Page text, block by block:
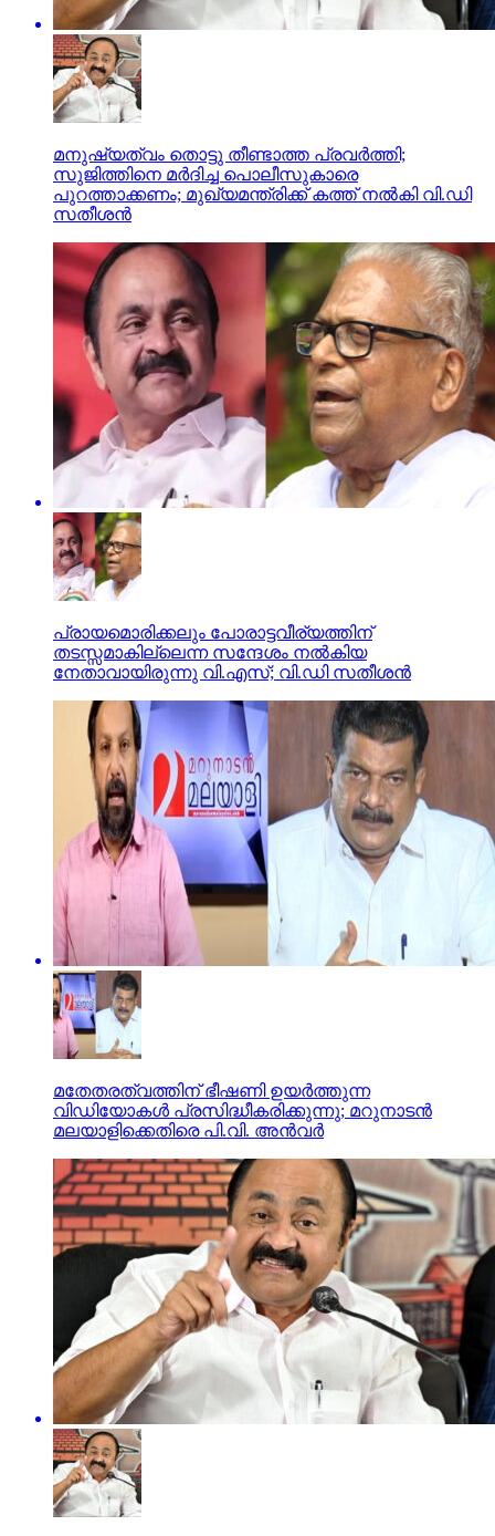
മനുഷ്യത്വം തൊട്ടു തീണ്ടാത്ത പ്രവര്‍ത്തി;
സുജിത്തിനെ മര്‍ദിച്ച പൊലീസുകാരെ
പുറത്താക്കണം; മുഖ്യമന്ത്രിക്ക് കത്ത് നല്‍കി വി.ഡി
സതീശന്‍
പ്രായമൊരിക്കലും പോരാട്ടവീര്യത്തിന്
തടസ്സമാകില്ലെന്ന സന്ദേശം നല്‍കിയ
നേതാവായിരുന്നു വി.എസ്; വി.ഡി സതീശന്‍
മതേതരത്വത്തിന് ഭീഷണി ഉയര്‍ത്തുന്ന
വിഡിയോകള്‍ പ്രസിദ്ധീകരിക്കുന്നു; മറുനാടന്‍
മലയാളിക്കെതിരെ പി.വി. അന്‍വര്‍